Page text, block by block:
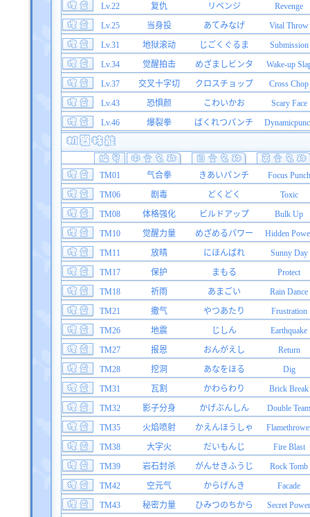
Lv.22
复仇 リベンジ
Revenge
Lv.25
当身投 あてみなげ
Vital Throw
Lv.31
地狱滚动 じごくぐるま
Submission
Lv.34
觉醒拍击 めざましビンタ
Wake-up
Lv.37
交叉十字切 クロスチョップ
Cross Chop
Lv.43
恐惧颜 こわいかお
Scary Face
Lv.46
爆裂拳 ばくれつパンチ
TM01 气合拳 きあいパンチ
Focus Punch
TM06
剧毒 どくどく
Toxic
TM08
体格强化 ビルドアップ
Bulk Up
TM10
觉醒力量 めざめるパワー
Hidden
TM11
放晴 にほんばれ
Sunny Day
TM17
保护 まもる
Protect
TM18
祈雨 あまごい
Rain Dance
TM21
撒气 やつあたり
Frustration
TM26
地震 じしん
Earthquake
TM27
报恩 おんがえし
Return
TM28
挖洞 あなをほる
Dig
TM31
瓦割 かわらわり
Brick Break
TM32
影子分身 かげぶんしん
Double Team
TM35
火焰喷射 かえんほうしゃ
TM38
大字火 だいもんじ
Fire Blast
TM39
岩石封杀 がんせきふうじ
Rock Tomb
TM42
空元气 からげんき
Facade
TM43
秘密力量 ひみつのちから
Secret Power